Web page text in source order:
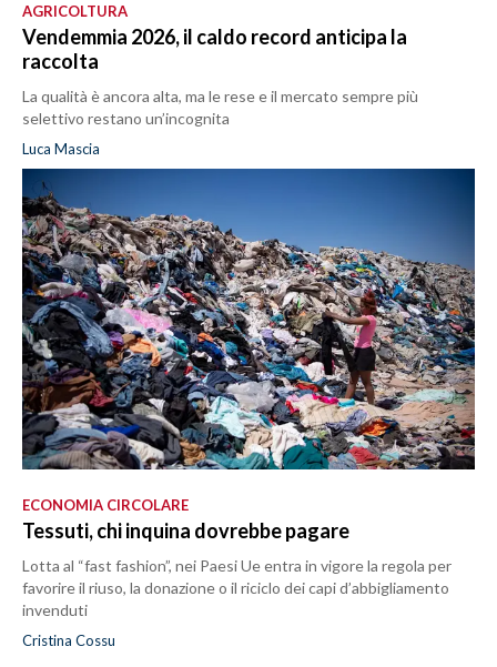
AGRICOLTURA
Vendemmia 2026, il caldo record anticipa la
raccolta
La qualità è ancora alta, ma le rese e il mercato sempre più
selettivo restano un’incognita
Luca Mascia
ECONOMIA CIRCOLARE
Tessuti, chi inquina dovrebbe pagare
Lotta al “fast fashion”, nei Paesi Ue entra in vigore la regola per
favorire il riuso, la donazione o il riciclo dei capi d’abbigliamento
invenduti
Cristina Cossu